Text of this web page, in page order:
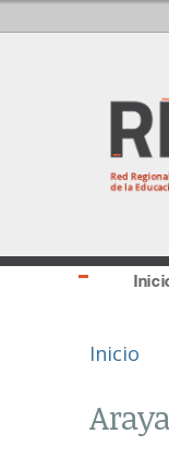
Inicio
Araya